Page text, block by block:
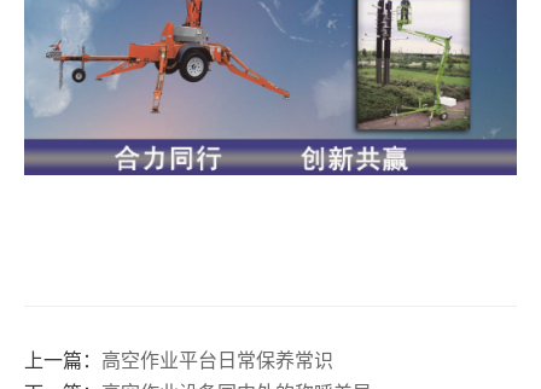
上一篇： 高空作业平台日常保养常识